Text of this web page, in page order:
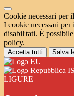
Cookie necessari per
I cookie necessari per
disabilitati. È
policy.
Accetta tutti Salva
LIGURE